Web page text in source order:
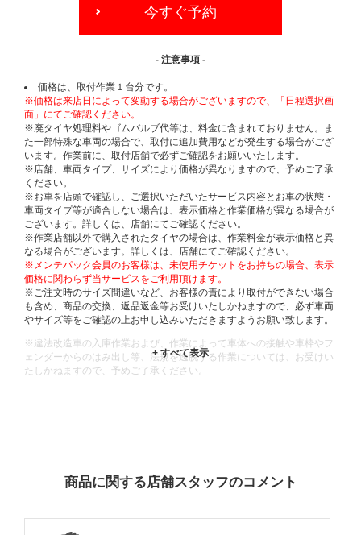
今すぐ予約
- 注意事項 -
価格は、取付作業１台分です。
※価格は来店日によって変動する場合がございますので、「日程選択画
面」にてご確認ください。
※廃タイヤ処理料やゴムバルブ代等は、料金に含まれておりません。ま
た一部特殊な車両の場合で、取付に追加費用などが発生する場合がござ
います。作業前に、取付店舗で必ずご確認をお願いいたします。
※店舗、車両タイプ、サイズにより価格が異なりますので、予めご了承
ください。
※お車を店頭で確認し、ご選択いただいたサービス内容とお車の状態・
車両タイプ等が適合しない場合は、表示価格と作業価格が異なる場合が
ございます。詳しくは、店舗にてご確認ください。
※作業店舗以外で購入されたタイヤの場合は、作業料金が表示価格と異
なる場合がございます。詳しくは、店舗にてご確認ください。
※メンテパック会員のお客様は、未使用チケットをお持ちの場合、表示
価格に関わらず当サービスをご利用頂けます。
※ご注文時のサイズ間違いなど、お客様の責により取付ができない場合
も含め、商品の交換、返品返金等お受けいたしかねますので、必ず車両
やサイズ等をご確認の上お申し込みいただきますようお願い致します。
※違法改造車の入庫作業および、作業によって車体への接触や車枠やフ
ェンダーからのはみ出し等、法規を逸脱する作業については、お受けい
たしかねますので、予めご了承ください。
商品に関する店舗スタッフのコメント